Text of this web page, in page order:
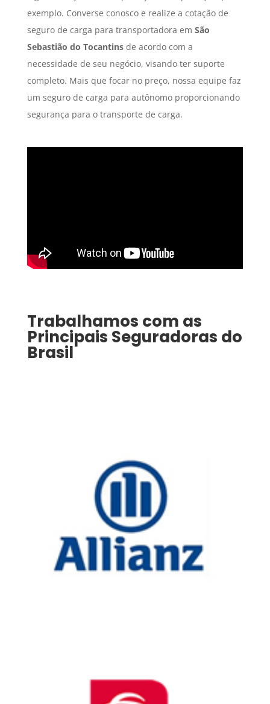
exemplo. Converse conosco e realize a cotação de
seguro de carga para transportadora em São
Sebastião do Tocantinsde acordo com a
necessidade de seu negócio, visando ter suporte
completo. Mais que focar no preço, nossa equipe faz
um seguro de carga para autônomo proporcionando
segurança para o transporte de carga.
Trabalhamos com as
Principais Seguradoras do
Brasil